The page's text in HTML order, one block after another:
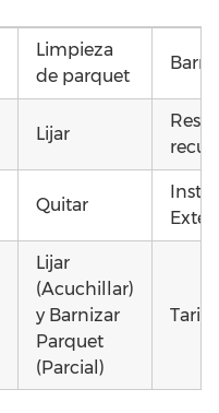
Limpieza
de parquet
Lijar
Quitar
Lijar
(Acuchillar)
y Barnizar
Parquet
(Parcial)